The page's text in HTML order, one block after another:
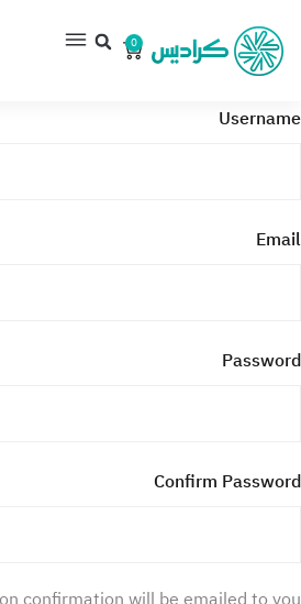
0
Username
Email
Password
Confirm Password